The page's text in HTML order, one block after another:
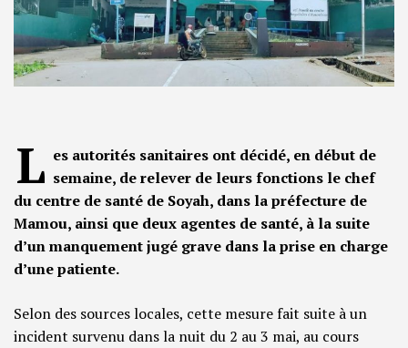
L es autorités sanitaires ont décidé, en début de
semaine, de relever de leurs fonctions le chef
du centre de santé de Soyah, dans la préfecture de
Mamou, ainsi que deux agentes de santé, à la suite
d’un manquement jugé grave dans la prise en charge
d’une patiente.
Selon des sources locales, cette mesure fait suite à un
incident survenu dans la nuit du 2 au 3 mai, au cours